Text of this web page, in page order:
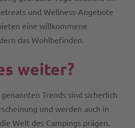
und Wellness-Angebote
eine willkommene
das Wohlbefinden.
weiter?
Trends sind sicherlich
und werden auch in
Welt des Campings prägen.